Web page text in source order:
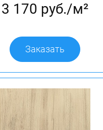
3 170 руб./м²
Заказать